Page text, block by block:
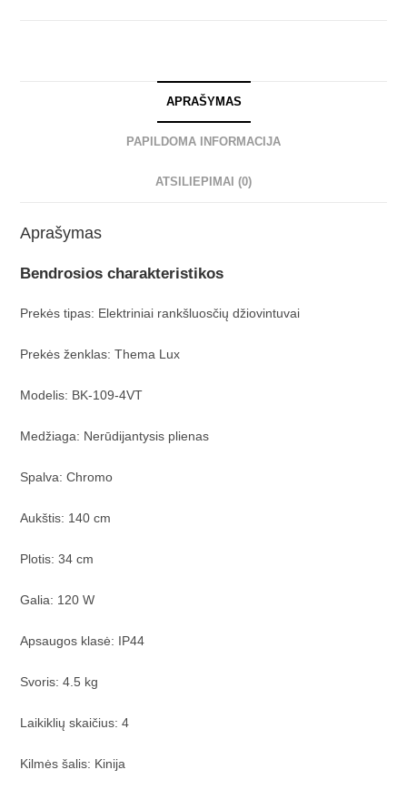
APRAŠYMAS
PAPILDOMA INFORMACIJA
ATSILIEPIMAI (0)
Aprašymas
Bendrosios charakteristikos
Prekės tipas: Elektriniai rankšluosčių džiovintuvai
Prekės ženklas: Thema Lux
Modelis: BK-109-4VT
Medžiaga: Nerūdijantysis plienas
Spalva: Chromo
Aukštis: 140 cm
Plotis: 34 cm
Galia: 120 W
Apsaugos klasė: IP44
Svoris: 4.5 kg
Laikiklių skaičius: 4
Kilmės šalis: Kinija